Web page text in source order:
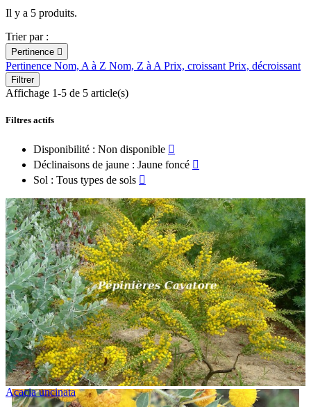
Il y a 5 produits.
Trier par :
Pertinence 
Pertinence Nom, A à Z Nom, Z à A Prix, croissant Prix, décroissant
Filtrer
Affichage 1-5 de 5 article(s)
Filtres actifs
Disponibilité : Non disponible 
Déclinaisons de jaune : Jaune foncé 
Sol : Tous types de sols 
Acacia uncinata